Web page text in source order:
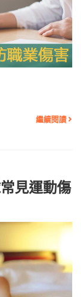
繼續閱讀
見運動傷